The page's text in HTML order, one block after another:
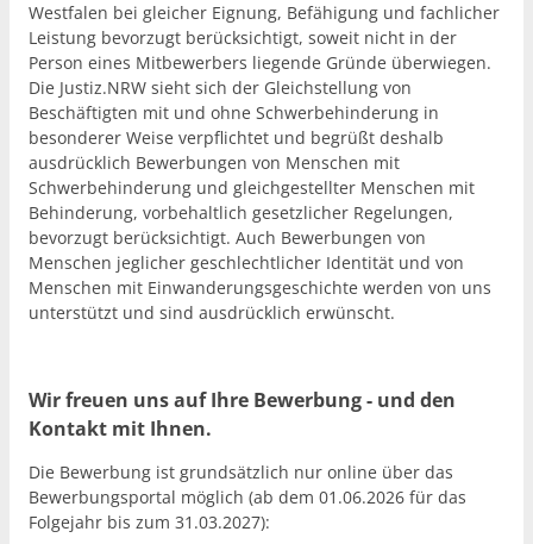
Westfalen bei gleicher Eignung, Befähigung und fachlicher
Leistung bevorzugt berücksichtigt, soweit nicht in der
Person eines Mitbewerbers liegende Gründe überwiegen.
Die Justiz.NRW sieht sich der Gleichstellung von
Beschäftigten mit und ohne Schwerbehinderung in
besonderer Weise verpflichtet und begrüßt deshalb
ausdrücklich Bewerbungen von Menschen mit
Schwerbehinderung und gleichgestellter Menschen mit
Behinderung, vorbehaltlich gesetzlicher Regelungen,
bevorzugt berücksichtigt. Auch Bewerbungen von
Menschen jeglicher geschlechtlicher Identität und von
Menschen mit Einwanderungsgeschichte werden von uns
unterstützt und sind ausdrücklich erwünscht.
Wir freuen uns auf Ihre Bewerbung - und den
Kontakt mit Ihnen.
Die Bewerbung ist grundsätzlich nur online über das
Bewerbungsportal möglich (ab dem 01.06.2026 für das
Folgejahr bis zum 31.03.2027):